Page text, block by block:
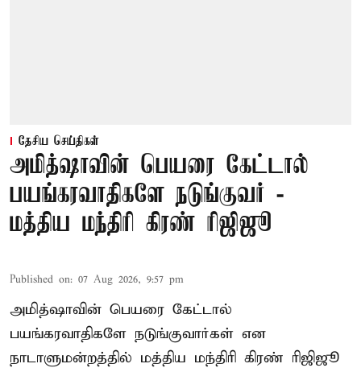
தேசிய செய்திகள்
அமித்ஷாவின் பெயரை கேட்டால்
பயங்கரவாதிகளே நடுங்குவர் -
மத்திய மந்திரி கிரண் ரிஜிஜூ
Published on: 07 Aug 2026, 9:57 pm
அமித்ஷாவின் பெயரை கேட்டால்
பயங்கரவாதிகளே நடுங்குவார்கள் என
நாடாளுமன்றத்தில் மத்திய மந்திரி கிரண் ரிஜிஜூ